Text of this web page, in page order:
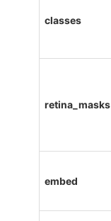
classes
retina_masks
embed